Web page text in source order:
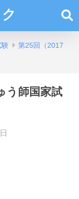
第25回（2017
う師国家試